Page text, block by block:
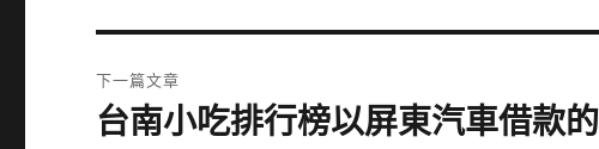
篇
文
章:
下一篇文章
下
台南小吃排行榜以屏東汽車借款